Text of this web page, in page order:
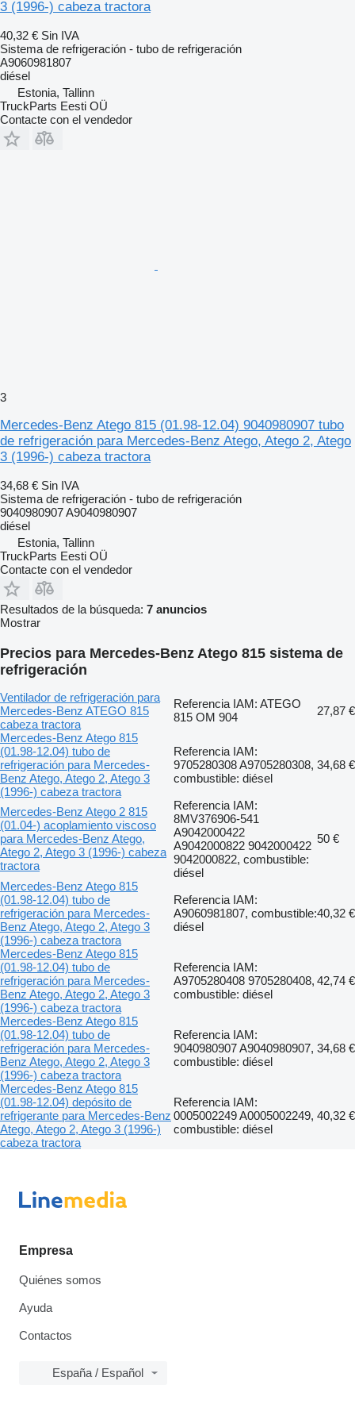
3 (1996-) cabeza tractora
40,32 € Sin IVA
Sistema de refrigeración - tubo de refrigeración
A9060981807
diésel
Estonia, Tallinn
TruckParts Eesti OÜ
Contacte con el vendedor
3
Mercedes-Benz Atego 815 (01.98-12.04) 9040980907 tubo
de refrigeración para Mercedes-Benz Atego, Atego 2, Atego
3 (1996-) cabeza tractora
34,68 € Sin IVA
Sistema de refrigeración - tubo de refrigeración
9040980907 A9040980907
diésel
Estonia, Tallinn
TruckParts Eesti OÜ
Contacte con el vendedor
Resultados de la búsqueda: 7 anuncios
Mostrar
Precios para Mercedes-Benz Atego 815 sistema de
refrigeración
Ventilador de refrigeración para
Mercedes-Benz ATEGO 815
cabeza tractora
Referencia IAM: ATEGO
815 OM 904
27,87 €
Mercedes-Benz Atego 815
(01.98-12.04) tubo de
refrigeración para Mercedes-
Benz Atego, Atego 2, Atego 3
(1996-) cabeza tractora
Referencia IAM:
9705280308 A9705280308,
combustible: diésel
34,68 €
Mercedes-Benz Atego 2 815
(01.04-) acoplamiento viscoso
para Mercedes-Benz Atego,
Atego 2, Atego 3 (1996-) cabeza
tractora
Referencia IAM:
8MV376906-541
A9042000422
A9042000822 9042000422
9042000822, combustible:
diésel
50 €
Mercedes-Benz Atego 815
(01.98-12.04) tubo de
refrigeración para Mercedes-
Benz Atego, Atego 2, Atego 3
(1996-) cabeza tractora
Referencia IAM:
A9060981807, combustible:
diésel
40,32 €
Mercedes-Benz Atego 815
(01.98-12.04) tubo de
refrigeración para Mercedes-
Benz Atego, Atego 2, Atego 3
(1996-) cabeza tractora
Referencia IAM:
A9705280408 9705280408,
combustible: diésel
42,74 €
Mercedes-Benz Atego 815
(01.98-12.04) tubo de
refrigeración para Mercedes-
Benz Atego, Atego 2, Atego 3
(1996-) cabeza tractora
Referencia IAM:
9040980907 A9040980907,
combustible: diésel
34,68 €
Mercedes-Benz Atego 815
(01.98-12.04) depósito de
refrigerante para Mercedes-Benz
Atego, Atego 2, Atego 3 (1996-)
cabeza tractora
Referencia IAM:
0005002249 A0005002249,
combustible: diésel
40,32 €
Empresa
Quiénes somos
Ayuda
Contactos
España / Español